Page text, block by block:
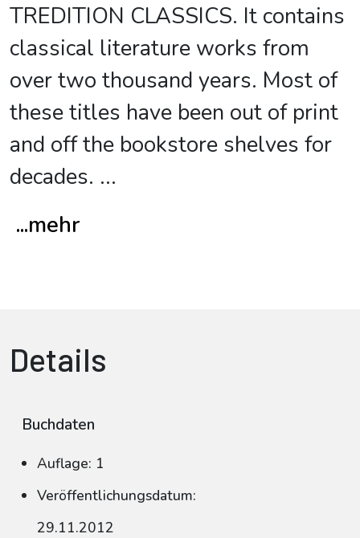
TREDITION CLASSICS. It contains
classical literature works from
over two thousand years. Most of
these titles have been out of print
and off the bookstore shelves for
decades. ...
...mehr
Details
Buchdaten
Auflage: 1
Veröffentlichungsdatum:
29.11.2012